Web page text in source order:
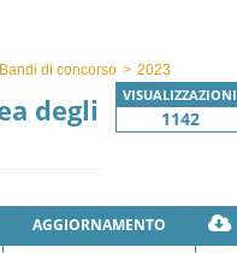
Bandi di concorso > 2023
degli
VISUALIZZAZIONI
1142
AGGIORNAMENTO